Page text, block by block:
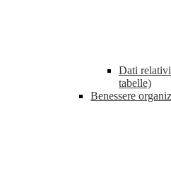
Dati
tabelle)
Benessere